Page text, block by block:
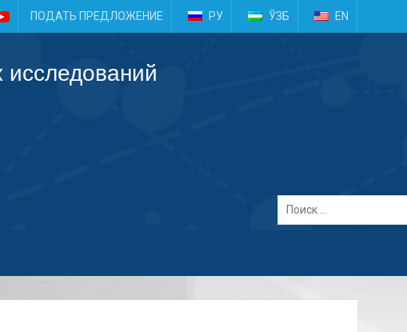
YouTubeПОДАТЬ ПРЕДЛОЖЕНИЕ РУ ЎЗБ EN
исследований